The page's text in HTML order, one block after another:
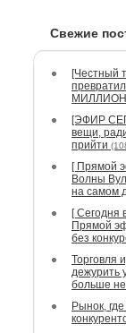
Свежие
[Честный
[ЭФИР
вещи,
прийти
[ Прямой
Волны
на самом
[ Сегодня
Прямой
без
Торговля
дежурить
больше
Рынок,